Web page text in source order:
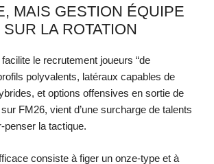
MAIS GESTION ÉQUIPE
LA ROTATION
le recrutement joueurs “de
polyvalents, latéraux capables de
et options offensives en sortie de
FM26, vient d’une surcharge de talents
penser la tactique.
consiste à figer un onze-type et à